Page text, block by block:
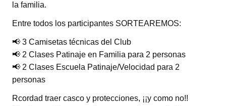
la familia.
Entre todos los participantes SORTEAREMOS:
📢 3 Camisetas técnicas del Club
📢 2 Clases Patinaje en Familia para 2 personas
📢 2 Clases Escuela Patinaje/Velocidad para 2
personas
Rcordad traer casco y protecciones, ¡¡y como no!!